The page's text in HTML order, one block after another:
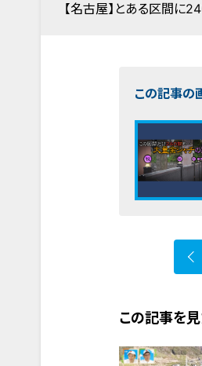
【名古屋】とある区間に
この記事の
この記事を